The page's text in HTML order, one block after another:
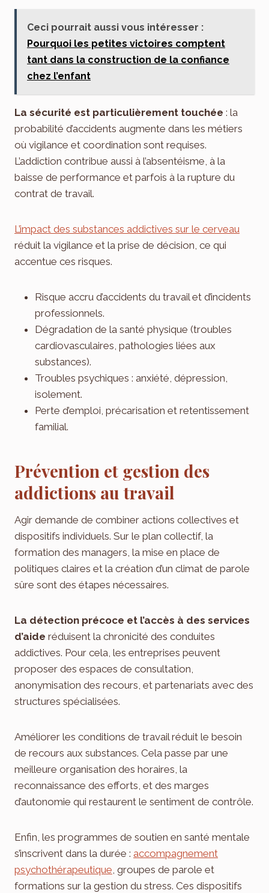
Ceci pourrait aussi vous intéresser :
Pourquoi les petites victoires comptent
tant dans la construction de la confiance
chez l’enfant
La sécurité est particulièrement touchée : la
probabilité d’accidents augmente dans les métiers
où vigilance et coordination sont requises.
L’addiction contribue aussi à l’absentéisme, à la
baisse de performance et parfois à la rupture du
contrat de travail.
L’impact des substances addictives sur le cerveau
réduit la vigilance et la prise de décision, ce qui
accentue ces risques.
Risque accru d’accidents du travail et d’incidents
professionnels.
Dégradation de la santé physique (troubles
cardiovasculaires, pathologies liées aux
substances).
Troubles psychiques : anxiété, dépression,
isolement.
Perte d’emploi, précarisation et retentissement
familial.
Prévention et gestion des
addictions au travail
Agir demande de combiner actions collectives et
dispositifs individuels. Sur le plan collectif, la
formation des managers, la mise en place de
politiques claires et la création d’un climat de parole
sûre sont des étapes nécessaires.
La détection précoce et l’accès à des services
d’aide réduisent la chronicité des conduites
addictives. Pour cela, les entreprises peuvent
proposer des espaces de consultation,
anonymisation des recours, et partenariats avec des
structures spécialisées.
Améliorer les conditions de travail réduit le besoin
de recours aux substances. Cela passe par une
meilleure organisation des horaires, la
reconnaissance des efforts, et des marges
d’autonomie qui restaurent le sentiment de contrôle.
Enfin, les programmes de soutien en santé mentale
s’inscrivent dans la durée : accompagnement
psychothérapeutique, groupes de parole et
formations sur la gestion du stress. Ces dispositifs